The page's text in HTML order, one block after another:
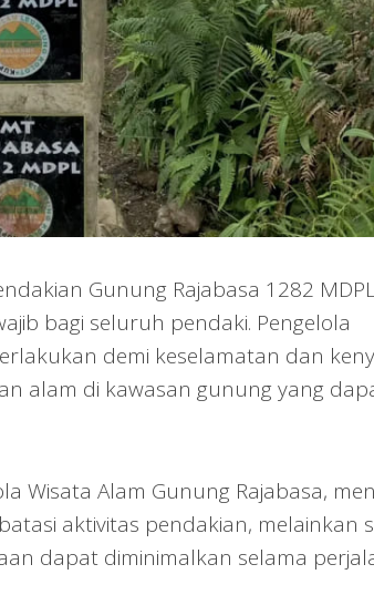
Gunung Rajabasa 1282
bagi seluruh pendaki. Pengelola
demi keselamatan dan
alam di kawasan gunung yang
Wisata Alam Gunung Rajabasa,
aktivitas pendakian, melainkan
dapat diminimalkan selama